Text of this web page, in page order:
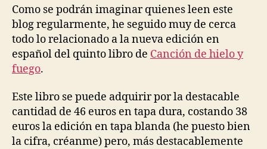
libros
en
papel
Como se podrán imaginar quienes leen este
blog regularmente, he seguido muy de cerca
todo lo relacionado a la nueva edición en
español del quinto libro de Canción de hielo y
fuego.
Este libro se puede adquirir por la destacable
cantidad de 46 euros en tapa dura, costando 38
euros la edición en tapa blanda (he puesto bien
la cifra, créanme) pero, más destacablemente